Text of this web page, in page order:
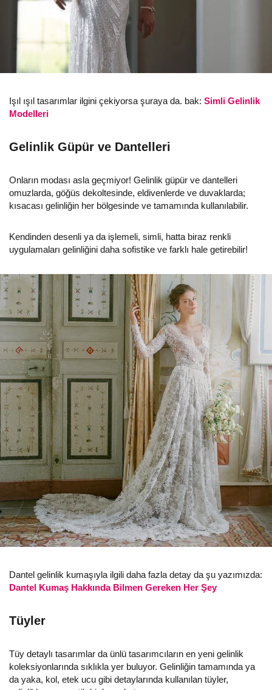
Işıl ışıl tasarımlar ilgini çekiyorsa şuraya da. bak: Simli Gelinlik
Modelleri
Gelinlik Güpür ve Dantelleri
Onların modası asla geçmiyor! Gelinlik güpür ve dantelleri
omuzlarda, göğüs dekoltesinde, eldivenlerde ve duvaklarda;
kısacası gelinliğin her bölgesinde ve tamamında kullanılabilir.
Kendinden desenli ya da işlemeli, simli, hatta biraz renkli
uygulamaları gelinliğini daha sofistike ve farklı hale getirebilir!
Dantel gelinlik kumaşıyla ilgili daha fazla detay da şu yazımızda:
Dantel Kumaş Hakkında Bilmen Gereken Her Şey
Tüyler
Tüy detaylı tasarımlar da ünlü tasarımcıların en yeni gelinlik
koleksiyonlarında sıklıkla yer buluyor. Gelinliğin tamamında ya
da yaka, kol, etek ucu gibi detaylarında kullanılan tüyler,